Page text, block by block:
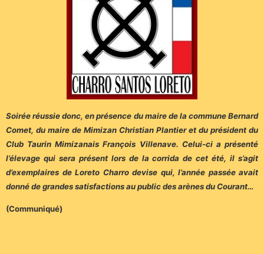
Soirée réussie donc, en présence du maire de la commune Bernard
Comet, du maire de Mimizan Christian Plantier et du président du
Club Taurin Mimizanais François Villenave. Celui-ci a présenté
l’élevage qui sera présent lors de la corrida de cet été, il s’agit
d’exemplaires de Loreto Charro devise qui, l’année passée avait
donné de grandes satisfactions au public des arènes du Courant…
(Communiqué)